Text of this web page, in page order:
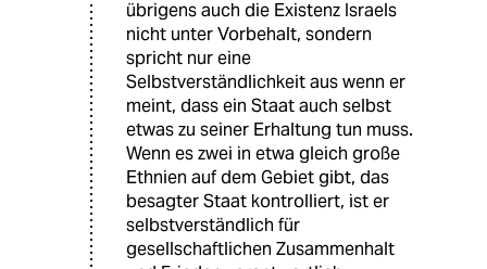
übrigens auch die Existenz Israels
nicht unter Vorbehalt, sondern
spricht nur eine
Selbstverständlichkeit aus wenn er
meint, dass ein Staat auch selbst
etwas zu seiner Erhaltung tun muss.
Wenn es zwei in etwa gleich große
Ethnien auf dem Gebiet gibt, das
besagter Staat kontrolliert, ist er
selbstverständlich für
gesellschaftlichen Zusammenhalt